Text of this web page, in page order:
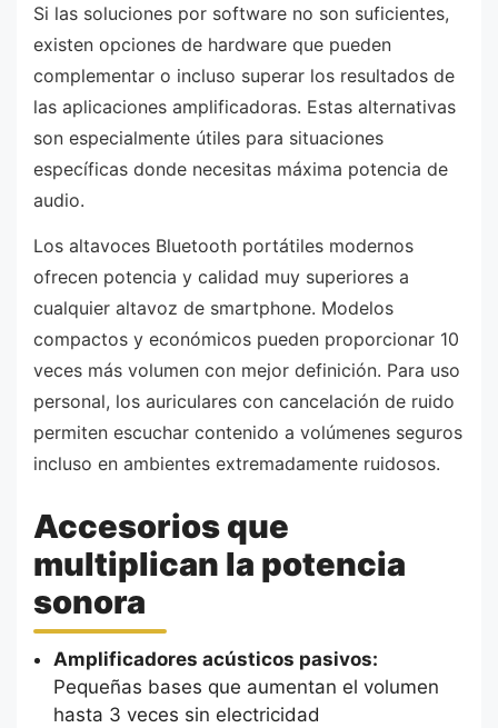
Si las soluciones por software no son suficientes,
existen opciones de hardware que pueden
complementar o incluso superar los resultados de
las aplicaciones amplificadoras. Estas alternativas
son especialmente útiles para situaciones
específicas donde necesitas máxima potencia de
audio.
Los altavoces Bluetooth portátiles modernos
ofrecen potencia y calidad muy superiores a
cualquier altavoz de smartphone. Modelos
compactos y económicos pueden proporcionar 10
veces más volumen con mejor definición. Para uso
personal, los auriculares con cancelación de ruido
permiten escuchar contenido a volúmenes seguros
incluso en ambientes extremadamente ruidosos.
Accesorios que
multiplican la potencia
sonora
Amplificadores acústicos pasivos:
Pequeñas bases que aumentan el volumen
hasta 3 veces sin electricidad